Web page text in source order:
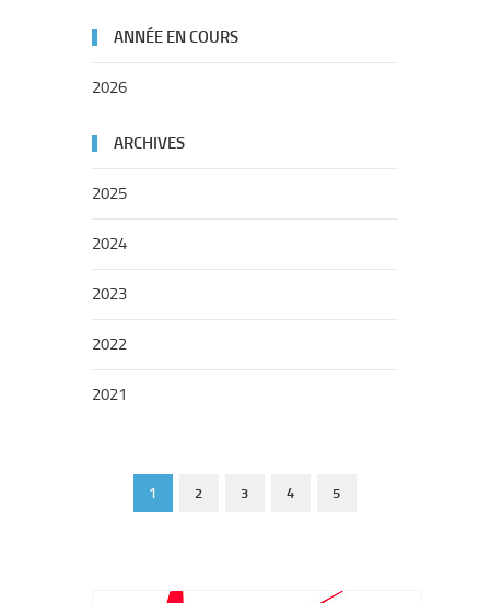
ANNÉE EN COURS
2026
ARCHIVES
2025
2024
2023
2022
2021
1 2 3 4 5